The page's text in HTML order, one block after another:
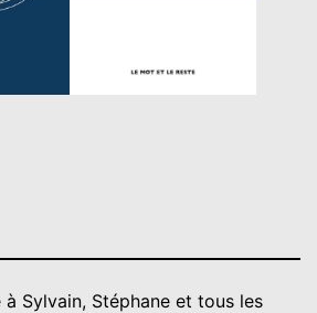
Sylvain, Stéphane et tous les